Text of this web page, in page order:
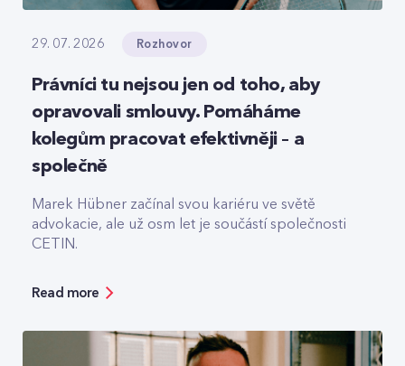
29. 07. 2026 Rozhovor
Právníci tu nejsou jen od toho, aby
opravovali smlouvy. Pomáháme
kolegům pracovat efektivněji – a
společně
Marek Hübner začínal svou kariéru ve světě
advokacie, ale už osm let je součástí společnosti
CETIN.
Read more